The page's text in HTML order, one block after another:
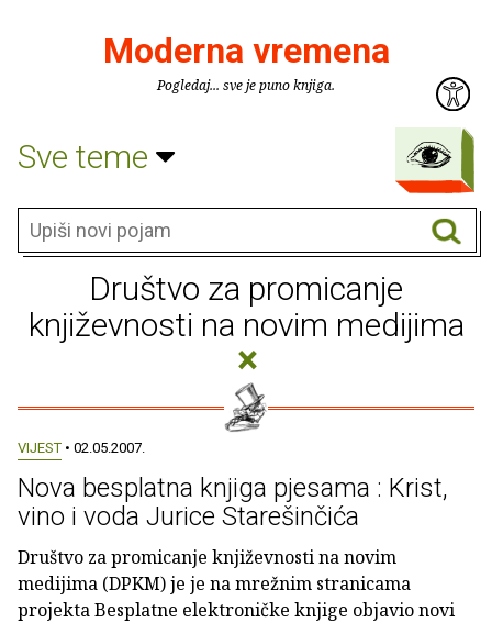
Moderna vremena
Pogledaj... sve je puno knjiga.
Sve teme
Društvo za promicanje
književnosti na novim medijima
×
VIJEST • 02.05.2007.
Nova besplatna knjiga pjesama : Krist,
vino i voda Jurice Starešinčića
Društvo za promicanje književnosti na novim
medijima (DPKM) je je na mrežnim stranicama
projekta Besplatne elektroničke knjige objavio novi